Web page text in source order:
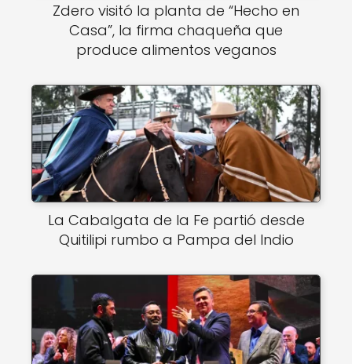
Zdero visitó la planta de “Hecho en
Casa”, la firma chaqueña que
produce alimentos veganos
La Cabalgata de la Fe partió desde
Quitilipi rumbo a Pampa del Indio